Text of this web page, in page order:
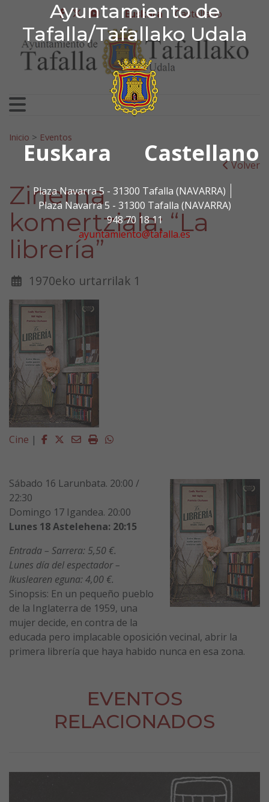
Ayuntamiento de
Tafalla/Tafallako Udala
Euskara Castellano
Plaza Navarra 5 - 31300 Tafalla (NAVARRA)
Plaza Navarra 5 - 31300 Tafalla (NAVARRA)
948 70 18 11
ayuntamiento@tafalla.es
Ir al contenido
Ayuntamiento de
facebook
twitter
youtube
Euskara Castellano
Bilatu:
Inicio > Eventos
Volver
Zinema
komertziala: “La
librería”
1970eko urtarrilak 1
Cine | Facebook
Twitter
EmailImprimirWhatsapp
Sábado 16 Larunbata. 20:00 /
22:30
Domingo 17 Igandea. 20:00
Lunes 18 Astelehena: 20:15
Entrada – Sarrera: 5,50 €.
Lunes día del espectador –
Ikuslearen eguna: 4,00 €.
Sinopsis: En un pequeño pueblo
de la Inglaterra de 1959, una
mujer decide, en contra de la
educada pero implacable oposición vecinal, abrir la
primera librería que haya habido nunca en esa zona.
EVENTOS
RELACIONADOS